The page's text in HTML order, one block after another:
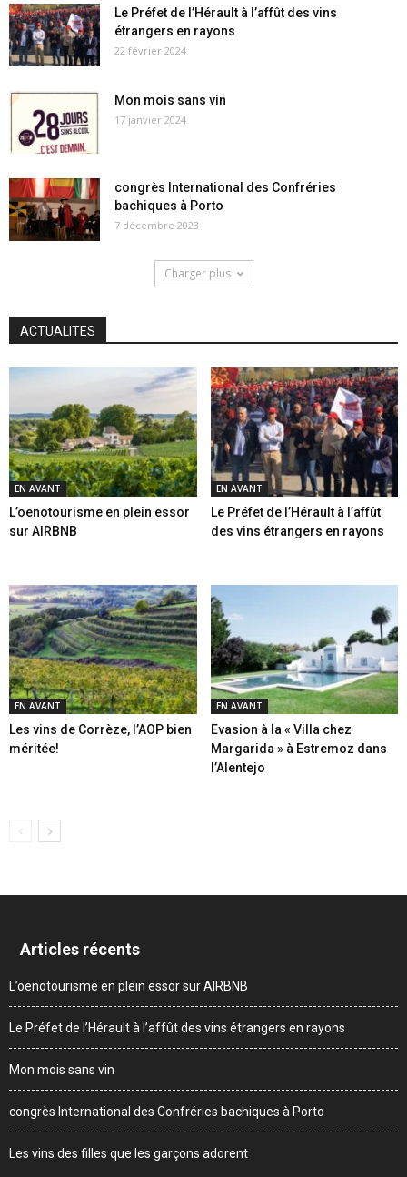
Le Préfet de l’Hérault à l’affût des vins
étrangers en rayons
22 février 2024
Mon mois sans vin
17 janvier 2024
congrès International des Confréries
bachiques à Porto
7 décembre 2023
Charger plus
ACTUALITES
EN AVANT
L’oenotourisme en plein essor
sur AIRBNB
EN AVANT
Le Préfet de l’Hérault à l’affût
des vins étrangers en rayons
EN AVANT
Les vins de Corrèze, l’AOP bien
méritée!
EN AVANT
Evasion à la « Villa chez
Margarida » à Estremoz dans
l’Alentejo
Articles récents
L’oenotourisme en plein essor sur AIRBNB
Le Préfet de l’Hérault à l’affût des vins étrangers en rayons
Mon mois sans vin
congrès International des Confréries bachiques à Porto
Les vins des filles que les garçons adorent